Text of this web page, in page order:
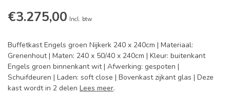
€3.275,00 Incl. btw
Buffetkast Engels groen Nijkerk 240 x 240cm | Materiaal:
Grenenhout | Maten: 240 x 50/40 x 240cm | Kleur: buitenkant
Engels groen binnenkant wit | Afwerking: gespoten |
Schuifdeuren | Laden: soft close | Bovenkast zijkant glas | Deze
kast wordt in 2 delen Lees meer.